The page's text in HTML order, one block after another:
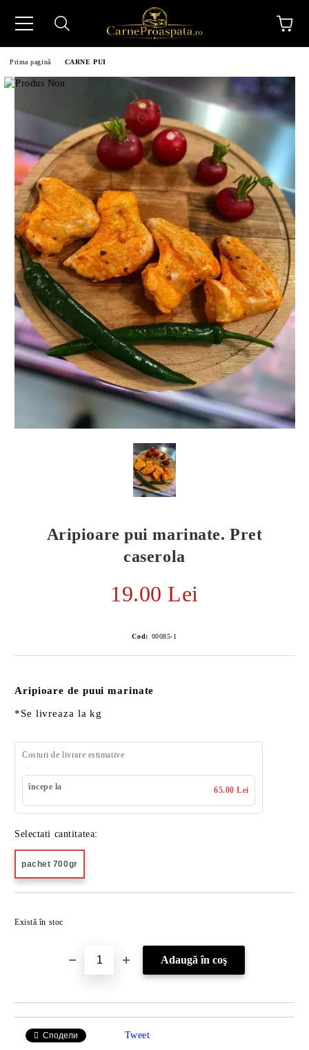
Prima pagină CARNE PUI
Aripioare pui marinate. Pret
caserola
19.00 Lei
Cod: 00085-1
Aripioare de puui marinate
*Se livreaza la kg
Costuri de livrare estimative
începe la 65.00 Lei
Selectati cantitatea:
pachet 700gr
Există în stoc
Сподели Tweet